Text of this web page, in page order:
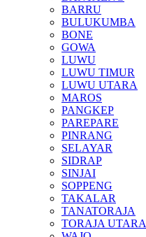
BARRU
BULUKUMBA
BONE
GOWA
LUWU
LUWU TIMUR
LUWU UTARA
MAROS
PANGKEP
PAREPARE
PINRANG
SELAYAR
SIDRAP
SINJAI
SOPPENG
TAKALAR
TANATORAJA
TORAJA UTARA